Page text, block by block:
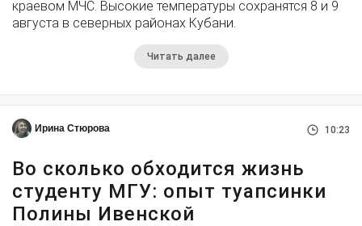
краевом МЧС. Высокие температуры сохранятся 8 и 9
августа в северных районах Кубани.
Читать далее
Ирина Стюрова 10:23
Во сколько обходится жизнь
студенту МГУ: опыт туапсинки
Полины Ивенской